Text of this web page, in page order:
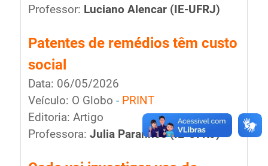
Professor: Luciano Alencar(IE-UFRJ)
Patentes de remédios têm custo
social
Data: 06/05/2026
Veículo: O Globo - PRINT
Editoria: Artigo
Professora: Julia Paranhos(IE-UFRJ)